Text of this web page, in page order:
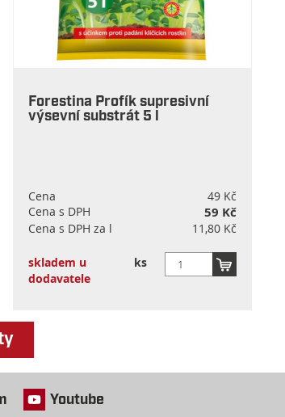
Forestina Profík supresivní
výsevní substrát 5 l
Cena
49 Kč
Cena s DPH
59 Kč
Cena s DPH za l 11,80 Kč
skladem u
dodavatele
ks
Youtube